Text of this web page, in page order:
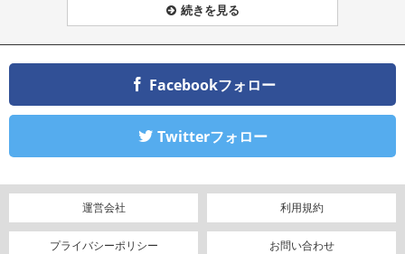
続きを見る
Facebookフォロー
Twitterフォロー
運営会社 利用規約
プライバシーポリシー お問い合わせ